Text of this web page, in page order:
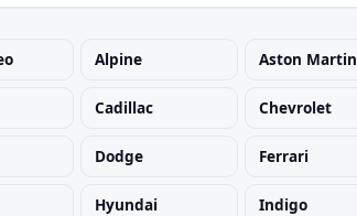
Alpine Aston Martin
Cadillac Chevrolet
Dodge Ferrari
Hyundai Indigo